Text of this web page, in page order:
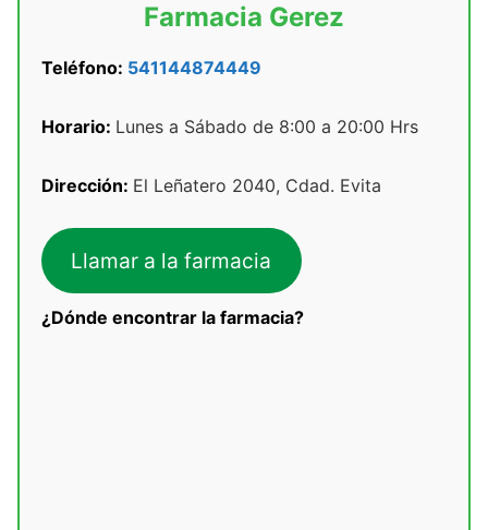
Farmacia Gerez
Teléfono: 541144874449
Horario: Lunes a Sábado de 8:00 a 20:00 Hrs
Dirección: El Leñatero 2040, Cdad. Evita
Llamar a la farmacia
¿Dónde encontrar la farmacia?